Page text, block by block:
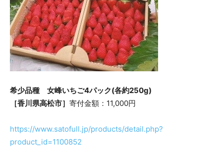
希少品種 女峰いちご4パック(各約250g)
［香川県高松市］ 寄付金額：11,000円
https://www.satofull.jp/products/detail.php?
product_id=1100852